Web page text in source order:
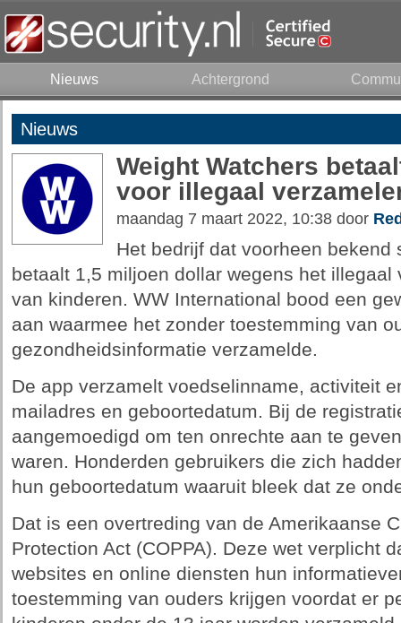
Nieuws Achtergrond
Nieuws
Weight Watchers
voor illegaal
maandag 7 maart 2022, 10:38 door
Het bedrijf dat voorheen bekend
betaalt 1,5 miljoen dollar wegens het
van kinderen. WW International bood een
aan waarmee het zonder toestemming van
gezondheidsinformatie verzamelde.
De app verzamelt voedselinname, activiteit
mailadres en geboortedatum. Bij de
aangemoedigd om ten onrechte aan te
waren. Honderden gebruikers die zich
hun geboortedatum waaruit bleek dat ze
Dat is een overtreding van de Amerikaanse
Protection Act (COPPA). Deze wet verplicht
websites en online diensten hun
toestemming van ouders krijgen voordat er